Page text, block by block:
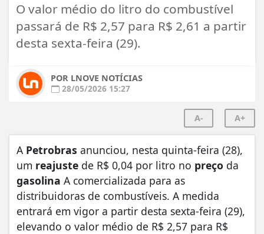
O valor médio do litro do combustível
passará de R$ 2,57 para R$ 2,61 a partir
desta sexta-feira (29).
POR LNOVE NOTÍCIAS
28/05/2026 15:27
A- A+
A Petrobras anunciou, nesta quinta-feira (28),
um reajuste de R$ 0,04 por litro no preço da
gasolina A comercializada para as
distribuidoras de combustíveis. A medida
entrará em vigor a partir desta sexta-feira (29),
elevando o valor médio de R$ 2,57 para R$